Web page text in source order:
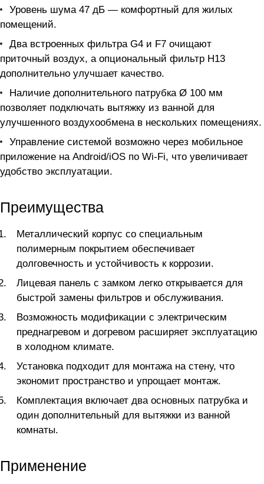
Уровень шума 47 дБ — комфортный для жилых
помещений.
Два встроенных фильтра G4 и F7 очищают
приточный воздух, а опциональный фильтр H13
дополнительно улучшает качество.
Наличие дополнительного патрубка Ø 100 мм
позволяет подключать вытяжку из ванной для
улучшенного воздухообмена в нескольких помещениях.
Управление системой возможно через мобильное
приложение на Android/iOS по Wi-Fi, что увеличивает
удобство эксплуатации.
Преимущества
Металлический корпус со специальным
полимерным покрытием обеспечивает
долговечность и устойчивость к коррозии.
Лицевая панель с замком легко открывается для
быстрой замены фильтров и обслуживания.
Возможность модификации с электрическим
преднагревом и догревом расширяет эксплуатацию
в холодном климате.
Установка подходит для монтажа на стену, что
экономит пространство и упрощает монтаж.
Комплектация включает два основных патрубка и
один дополнительный для вытяжки из ванной
комнаты.
Применение